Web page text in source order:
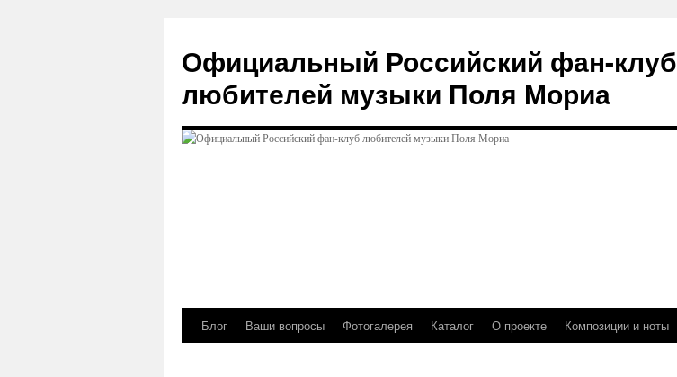
Официальный Российский фан-клуб
любителей музыки Поля Мориа
Перейти
Блог Ваши вопросы Фотогалерея Каталог О проекте Композиции и ноты